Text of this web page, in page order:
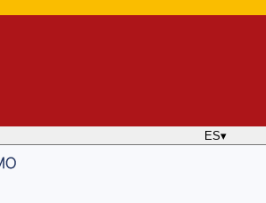
ES▾